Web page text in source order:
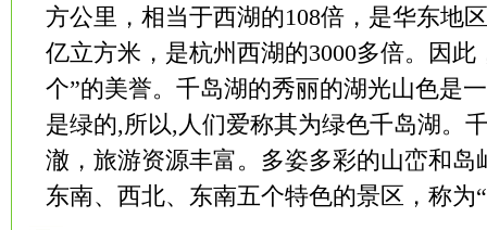
方公里，相当于西湖的108倍，是华东地
亿立方米，是杭州西湖的3000多倍。因
个”的美誉。千岛湖的秀丽的湖光山色是
是绿的,所以,人们爱称其为绿色千岛湖。
澈，旅游资源丰富。多姿多彩的山峦和
东南、西北、东南五个特色的景区，称为